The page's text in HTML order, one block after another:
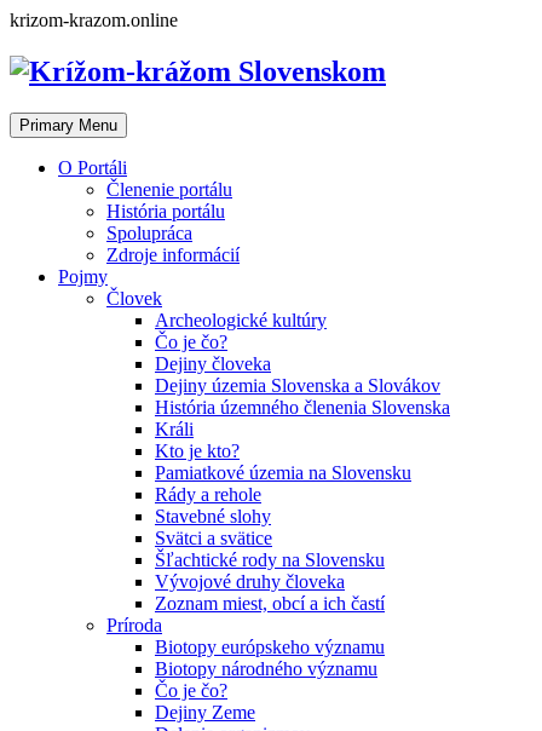
Skip
content
krizom-krazom.online
Primary Menu
O Portáli
Členenie portálu
História portálu
Spolupráca
Zdroje informácií
Pojmy
Človek
Archeologické kultúry
Čo je čo?
Dejiny človeka
Dejiny územia Slovenska a Slovákov
História územného členenia Slovenska
Králi
Kto je kto?
Pamiatkové územia na Slovensku
Rády a rehole
Stavebné slohy
Svätci a svätice
Šľachtické rody na Slovensku
Vývojové druhy človeka
Zoznam miest, obcí a ich častí
Príroda
Biotopy európskeho významu
Biotopy národného významu
Čo je čo?
Dejiny Zeme